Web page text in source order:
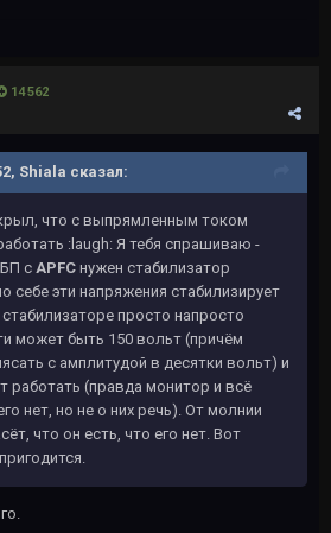
14 562
Shiala сказал:
что с выпрямленным током
:laugh: Я тебя спрашиваю -
с APFC нужен стабилизатор
себе эти напряжения стабилизирует
просто напросто
может быть 150 вольт (причём
с амплитудой в десятки вольт) и
работать (правда монитор и всё
нет, но не о них речь). От молнии
что он есть, что его нет. Вот